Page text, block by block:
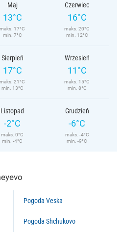
Maj
13°C
maks. 17°C
min. 7°C
Czerwiec
16°C
maks. 20°C
min. 12°C
Sierpień
17°C
maks. 21°C
min. 13°C
Wrzesień
11°C
maks. 15°C
min. 8°C
Listopad
-2°C
maks. 0°C
min. -4°C
Grudzień
-6°C
maks. -4°C
min. -9°C
Pogoda Veska
Pogoda Shchukovo